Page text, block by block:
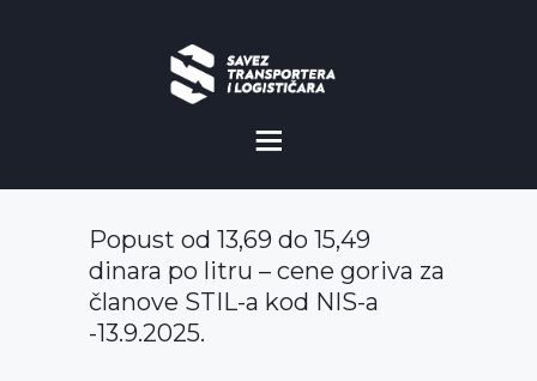
MISIJA I VIZIJA
CILJEVI
Popust od 13,69 do 15,49
dinara po litru – cene goriva za
članove STIL-a kod NIS-a
-13.9.2025.